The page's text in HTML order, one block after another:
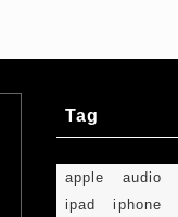
Tag
apple audio
ipad
iphone